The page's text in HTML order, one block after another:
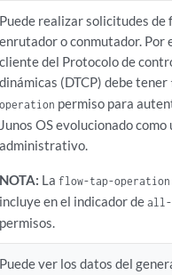
Puede realizar solicitudes de
enrutador o conmutador. Por
cliente del Protocolo de
dinámicas (DTCP) debe tener
operation permiso para
Junos OS evolucionadocomo
administrativo.
NOTA: Laflow-tap-operation
incluye en el indicador deall-
permisos.
Puede ver los datos del